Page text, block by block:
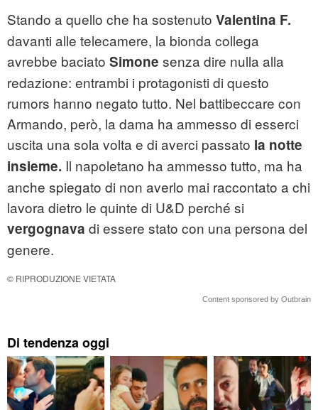
Stando a quello che ha sostenuto Valentina F.
davanti alle telecamere, la bionda collega
avrebbe baciato Simone senza dire nulla alla
redazione: entrambi i protagonisti di questo
rumors hanno negato tutto. Nel battibeccare con
Armando, però, la dama ha ammesso di esserci
uscita una sola volta e di averci passato la notte
insieme. Il napoletano ha ammesso tutto, ma ha
anche spiegato di non averlo mai raccontato a chi
lavora dietro le quinte di U&D perché si
vergognava di essere stato con una persona del
genere.
© RIPRODUZIONE VIETATA
Content sponsored by Outbrain
Di tendenza oggi